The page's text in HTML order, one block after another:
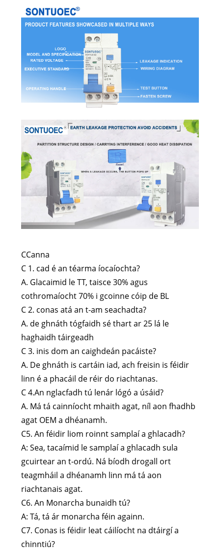
CCanna
C 1. cad é an téarma íocaíochta?
A. Glacaimid le TT, taisce 30% agus
cothromaíocht 70% i gcoinne cóip de BL
C 2. conas atá an t-am seachadta?
A. de ghnáth tógfaidh sé thart ar 25 lá le
haghaidh táirgeadh
C 3. inis dom an caighdeán pacáiste?
A. De ghnáth is cartáin iad, ach freisin is féidir
linn é a phacáil de réir do riachtanas.
C 4.An nglacfadh tú lenár lógó a úsáid?
A. Má tá cainníocht mhaith agat, níl aon fhadhb
agat OEM a dhéanamh.
C5. An féidir liom roinnt samplaí a ghlacadh?
A: Sea, tacaímid le samplaí a ghlacadh sula
gcuirtear an t-ordú. Ná bíodh drogall ort
teagmháil a dhéanamh linn má tá aon
riachtanais agat.
C6. An Monarcha bunaidh tú?
A: Tá, tá ár monarcha féin againn.
C7. Conas is féidir leat cáilíocht na dtáirgí a
chinntiú?